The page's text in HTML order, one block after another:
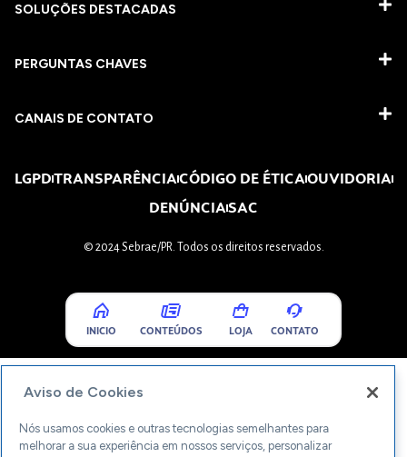
SOLUÇÕES DESTACADAS
PERGUNTAS CHAVES​
CANAIS DE CONTATO
LGPDTRANSPARÊNCIACÓDIGO DE ÉTICAOUVIDORIA
DENÚNCIASAC
© 2024 Sebrae/PR. Todos os direitos reservados.
INICIO CONTEÚDOS LOJA CONTATO
Aviso de Cookies
Nós usamos cookies e outras tecnologias semelhantes para
melhorar a sua experiência em nossos serviços, personalizar